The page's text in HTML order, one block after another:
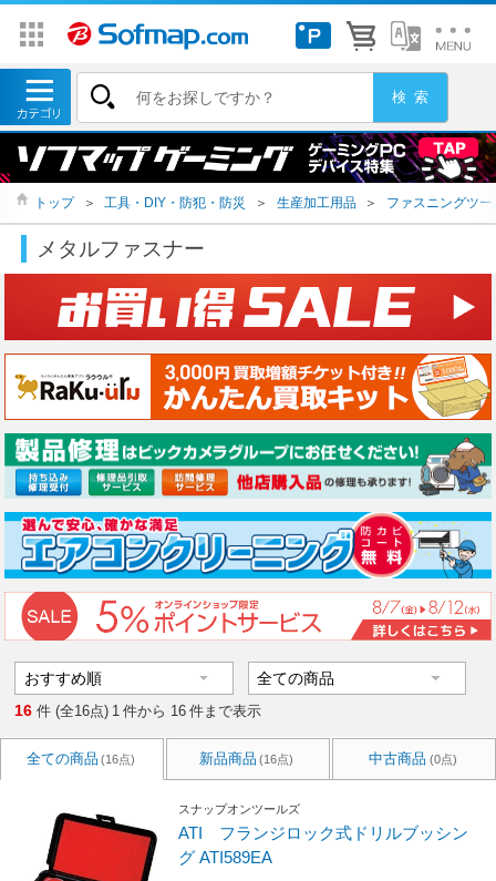
トップ ＞ 工具・DIY・防犯・防災 ＞ 生産加工用品 ＞ ファスニングツー
メタルファスナー
16 件 (全16点) 1 件から 16 件まで表示
全ての商品 (16点) 新品商品 (16点) 中古商品 (0点)
スナップオンツールズ
ATI フランジロック式ドリルブッシン
グ ATI589EA